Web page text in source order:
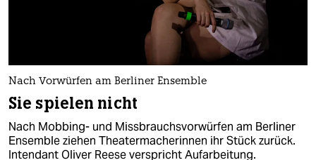
Nach Vorwürfen am Berliner Ensemble
Sie spielen nicht
Nach Mobbing- und Missbrauchsvorwürfen am Berliner
Ensemble ziehen Theatermacherinnen ihr Stück zurück.
Intendant Oliver Reese verspricht Aufarbeitung.